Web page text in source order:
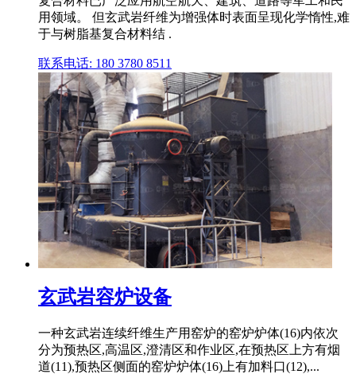
用领域。 但玄武岩纤维为增强体时表面呈现化学惰性,难
于与树脂基复合材料结 .
联系电话: 180 3780 8511
玄武岩容炉设备
一种玄武岩连续纤维生产用窑炉的窑炉炉体(16)内依次
分为预热区,高温区,澄清区和作业区,在预热区上方有烟
道(11),预热区侧面的窑炉炉体(16)上有加料口(12),...